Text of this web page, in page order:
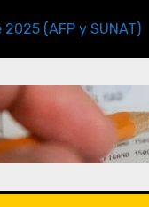
y SUNAT)